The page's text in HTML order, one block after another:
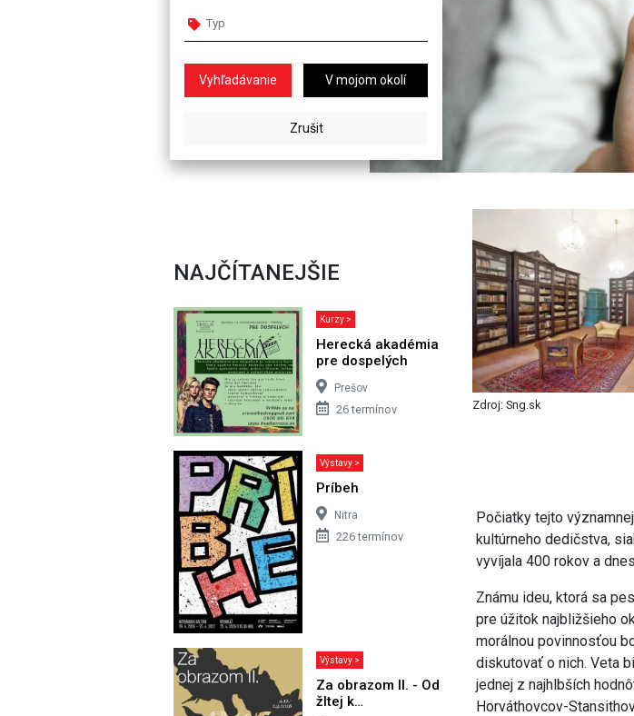
V mojom okolí
NAJČÍTANEJŠIE
Kurzy >
Herecká akadémia
pre dospelých
Prešov
26 termínov
Výstavy >
Príbeh
Nitra
226 termínov
Výstavy >
Za obrazom II. - Od
žltej k…
Zdroj: Sng.sk
Počiatky tejto
kultúrneho dedičstva,
vyvíjala 400 rokov a
Známu ideu, ktorá sa
pre úžitok najbližšieho
morálnou povinnosťou
diskutovať o nich. Veta
jednej z najhlbších
Horváthovcov-